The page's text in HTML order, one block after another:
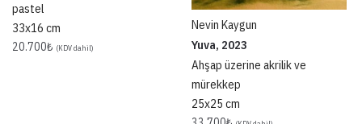
pastel
33x16 cm
20.700₺ (KDV dahil)
Nevin Kaygun
Yuva, 2023
Ahşap üzerine akrilik ve
mürekkep
25x25 cm